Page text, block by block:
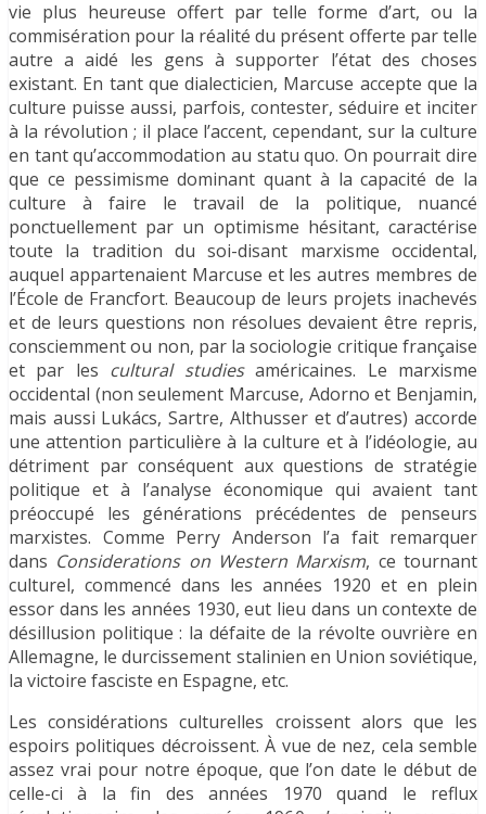
vie plus heureuse offert par telle forme d’art, ou la
commisération pour la réalité du présent offerte par telle
autre a aidé les gens à supporter l’état des choses
existant. En tant que dialecticien, Marcuse accepte que la
culture puisse aussi, parfois, contester, séduire et inciter
à la révolution ; il place l’accent, cependant, sur la culture
en tant qu’accommodation au statu quo. On pourrait dire
que ce pessimisme dominant quant à la capacité de la
culture à faire le travail de la politique, nuancé
ponctuellement par un optimisme hésitant, caractérise
toute la tradition du soi-disant marxisme occidental,
auquel appartenaient Marcuse et les autres membres de
l’École de Francfort. Beaucoup de leurs projets inachevés
et de leurs questions non résolues devaient être repris,
consciemment ou non, par la sociologie critique française
et par les cultural studiesaméricaines. Le marxisme
occidental (non seulement Marcuse, Adorno et Benjamin,
mais aussi Lukács, Sartre, Althusser et d’autres) accorde
une attention particulière à la culture et à l’idéologie, au
détriment par conséquent aux questions de stratégie
politique et à l’analyse économique qui avaient tant
préoccupé les générations précédentes de penseurs
marxistes. Comme Perry Anderson l’a fait remarquer
dans Considerations on Western Marxism, ce tournant
culturel, commencé dans les années 1920 et en plein
essor dans les années 1930, eut lieu dans un contexte de
désillusion politique : la défaite de la révolte ouvrière en
Allemagne, le durcissement stalinien en Union soviétique,
la victoire fasciste en Espagne, etc.
Les considérations culturelles croissent alors que les
espoirs politiques décroissent. À vue de nez, cela semble
assez vrai pour notre époque, que l’on date le début de
celle-ci à la fin des années 1970 quand le reflux